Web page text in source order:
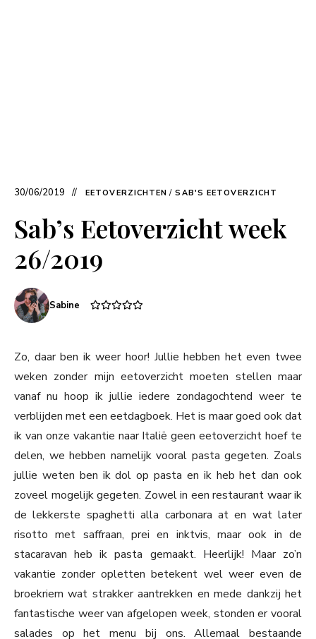
30/06/2019 EETOVERZICHTEN / SAB'S EETOVERZICHT
Sab’s Eetoverzicht week
26/2019
Sabine
Zo, daar ben ik weer hoor! Jullie hebben het even twee
weken zonder mijn eetoverzicht moeten stellen maar
vanaf nu hoop ik jullie iedere zondagochtend weer te
verblijden met een eetdagboek. Het is maar goed ook dat
ik van onze vakantie naar Italië geen eetoverzicht hoef te
delen, we hebben namelijk vooral pasta gegeten. Zoals
jullie weten ben ik dol op pasta en ik heb het dan ook
zoveel mogelijk gegeten. Zowel in een restaurant waar ik
de lekkerste spaghetti alla carbonara at en wat later
risotto met saffraan, prei en inktvis, maar ook in de
stacaravan heb ik pasta gemaakt. Heerlijk! Maar zo’n
vakantie zonder opletten betekent wel weer even de
broekriem wat strakker aantrekken en mede dankzij het
fantastische weer van afgelopen week, stonden er vooral
salades op het menu bij ons. Allemaal bestaande